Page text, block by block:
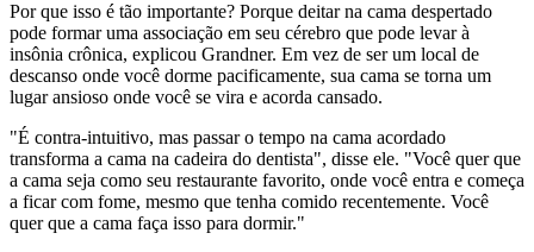
Por que isso é tão importante? Porque deitar na cama despertado
pode formar uma associação em seu cérebro que pode levar à
insônia crônica, explicou Grandner. Em vez de ser um local de
descanso onde você dorme pacificamente, sua cama se torna um
lugar ansioso onde você se vira e acorda cansado.
"É contra-intuitivo, mas passar o tempo na cama acordado
transforma a cama na cadeira do dentista", disse ele. "Você quer que
a cama seja como seu restaurante favorito, onde você entra e começa
a ficar com fome, mesmo que tenha comido recentemente. Você
quer que a cama faça isso para dormir."